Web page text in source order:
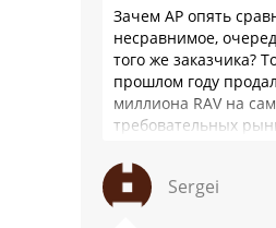
Зачем АР опять
несравнимое,
того же заказчика?
прошлом году
миллиона RAV на
требовательных
подтвердив статус …
Sergei